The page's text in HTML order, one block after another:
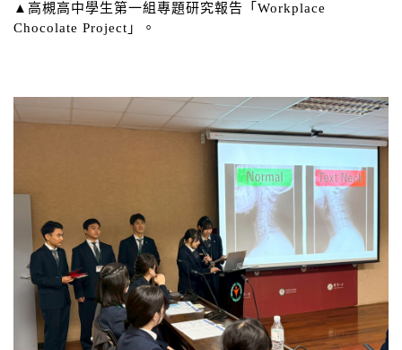
▲高槻高中學生第一組專題研究報告「Workplace
Chocolate Project」。